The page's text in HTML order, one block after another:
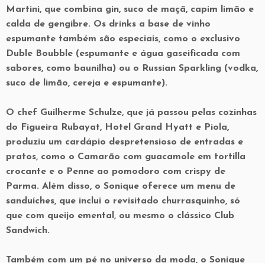
Martini, que combina gin, suco de maçã, capim limão e
calda de gengibre. Os drinks a base de vinho
espumante também são especiais, como o exclusivo
Duble Boubble (espumante e água gaseificada com
sabores, como baunilha) ou o Russian Sparkling (vodka,
suco de limão, cereja e espumante).
O chef Guilherme Schulze, que já passou pelas cozinhas
do Figueira Rubayat, Hotel Grand Hyatt e Piola,
produziu um cardápio despretensioso de entradas e
pratos, como o Camarão com guacamole em tortilla
crocante e o Penne ao pomodoro com crispy de
Parma. Além disso, o Sonique oferece um menu de
sanduíches, que inclui o revisitado churrasquinho, só
que com queijo emental, ou mesmo o clássico Club
Sandwich.
Também com um pé no universo da moda, o Sonique